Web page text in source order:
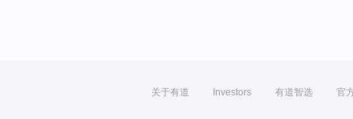
关于有道 Investors 有道智选 官